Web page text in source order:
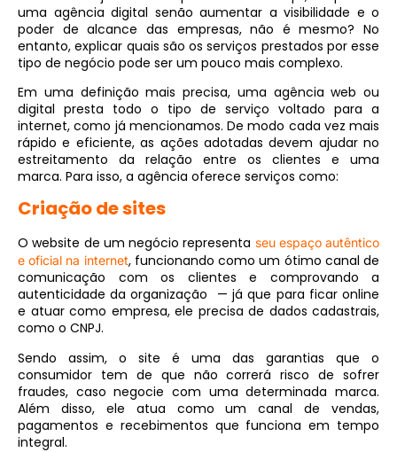
uma agência digital senão aumentar a visibilidade e o
poder de alcance das empresas, não é mesmo? No
entanto, explicar quais são os serviços prestados por esse
tipo de negócio pode ser um pouco mais complexo.
Em uma definição mais precisa, uma agência web ou
digital presta todo o tipo de serviço voltado para a
internet, como já mencionamos. De modo cada vez mais
rápido e eficiente, as ações adotadas devem ajudar no
estreitamento da relação entre os clientes e uma
marca. Para isso, a agência oferece serviços como:
Criação de sites
O website de um negócio representa seu espaço autêntico
e oficial na internet, funcionando como um ótimo canal de
comunicação com os clientes e comprovando a
autenticidade da organização — já que para ficar online
e atuar como empresa, ele precisa de dados cadastrais,
como o CNPJ.
Sendo assim, o site é uma das garantias que o
consumidor tem de que não correrá risco de sofrer
fraudes, caso negocie com uma determinada marca.
Além disso, ele atua como um canal de vendas,
pagamentos e recebimentos que funciona em tempo
integral.